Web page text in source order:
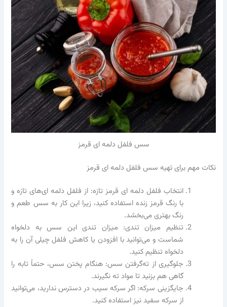
سس فلفل دلمه ای قرمز
نکات مهم برای تهیه سس فلفل دلمه ای قرمز
انتخاب فلفل دلمه ای قرمز تازه: از فلفل دلمه ای‌های تازه و
با رنگ قرمز زنده استفاده کنید، زیرا این کار به سس طعم و
رنگ بهتری می‌بخشد.
تنظیم میزان تندی: میزان تندی این سس به دلخواه
شماست و می‌توانید با افزودن یا کاهش فلفل چیلی آن را به
دلخواه تنظیم کنید.
جلوگیری از ته‌گرفتن سس: هنگام پختن سس، حتماً تابه را
گاهی هم بزنید تا مواد ته نگیرند.
جایگزینی سرکه: اگر سرکه سیب در دسترس ندارید، می‌توانید
از سرکه سفید نیز استفاده کنید.